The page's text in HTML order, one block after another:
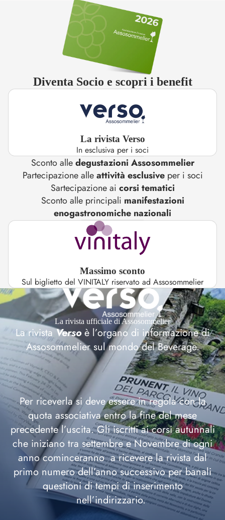
Diventa Socio e scopri i benefit
La rivista Verso
In esclusiva per i soci
Sconto alledegustazioni Assosommelier
Partecipazione alleattività esclusiveper i soci
Sartecipazione ai corsi tematici
Sconto alle principali manifestazioni
enogastronomiche nazionali
Massimo sconto
Sul biglietto del VINITALY riservato ad Assosommelier
La rivista ufficiale di Assosommelier
La rivistaVersoè l’organo di informazione di
Assosommelier sul mondo del Beverage.
Per riceverla si deve essere in regola con la
quota associativa entro la fine del mese
precedente l’uscita. Gli iscritti ai corsi autunnali
che iniziano tra settembre e Novembre di ogni
anno cominceranno a ricevere la rivista dal
primo numero dell’anno successivo per banali
questioni di tempi di inserimento
nell’indirizzario.